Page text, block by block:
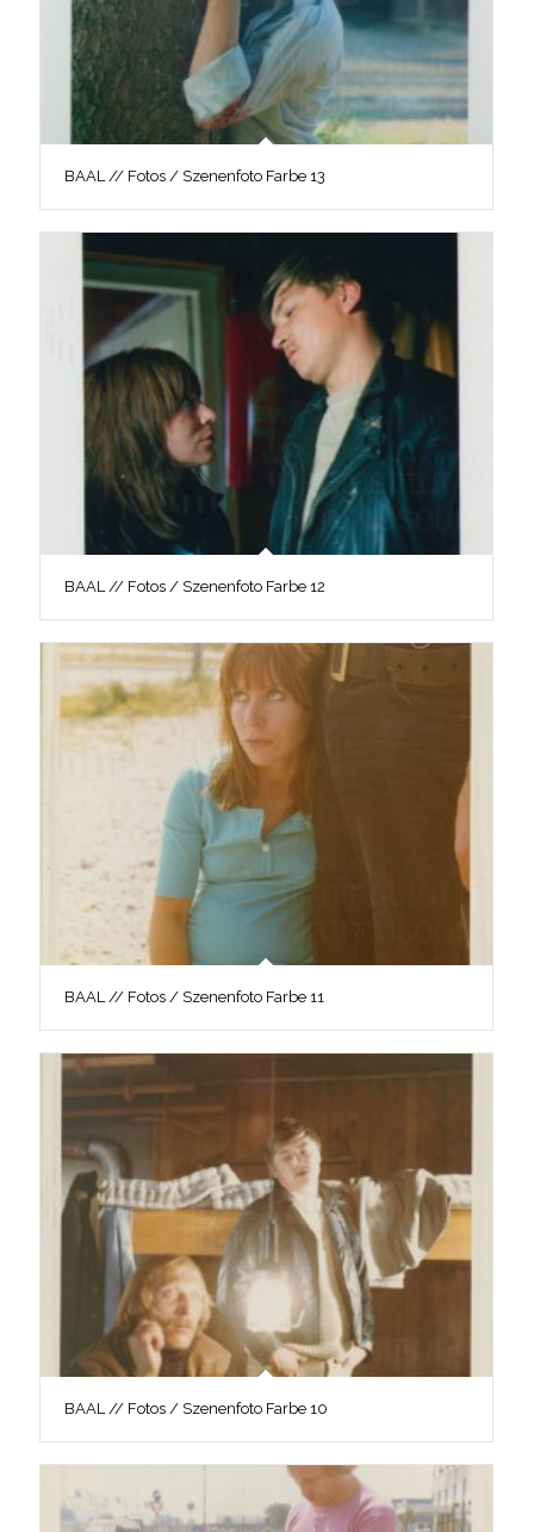
BAAL // Fotos / Szenenfoto Farbe 13
BAAL // Fotos / Szenenfoto Farbe 12
BAAL // Fotos / Szenenfoto Farbe 11
BAAL // Fotos / Szenenfoto Farbe 10